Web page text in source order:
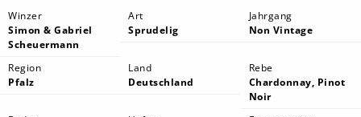
Winzer
Simon & Gabriel
Scheuermann
Art
Sprudelig
Jahrgang
Non Vintage
Region
Pfalz
Land
Deutschland
Rebe
Chardonnay, Pinot
Noir